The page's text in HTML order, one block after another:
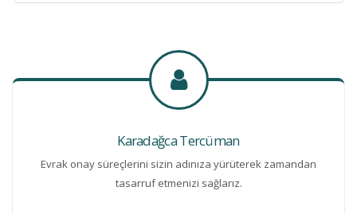
Karadağca Tercüman
Evrak onay süreçlerini sizin adınıza yürüterek zamandan
tasarruf etmenizi sağlarız.